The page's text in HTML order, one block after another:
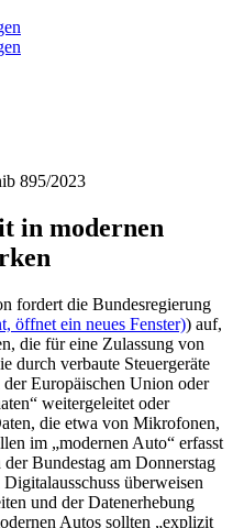
895/2023
in modernen
fordert die Bundesregierung
öffnet ein neues Fenster)) auf,
die für eine Zulassung von
durch verbaute Steuergeräte
Europäischen Union oder
weitergeleitet oder
die etwa von Mikrofonen,
im „modernen Auto“ erfasst
Bundestag am Donnerstag
überweisen
und der Datenerhebung
Autos sollten „explizit